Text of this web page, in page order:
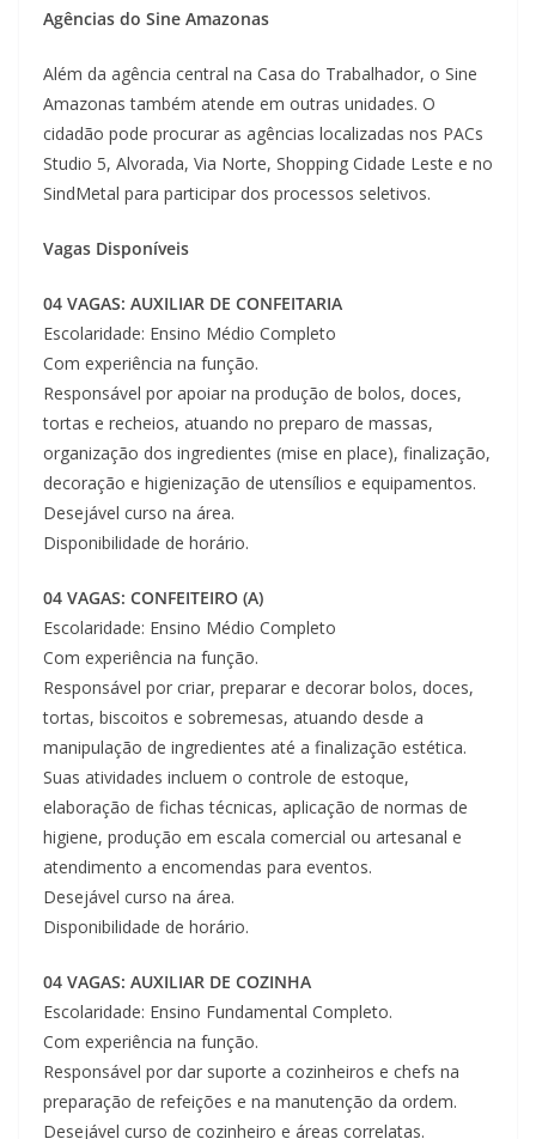
Agências do Sine Amazonas
Além da agência central na Casa do Trabalhador, o Sine
Amazonas também atende em outras unidades. O
cidadão pode procurar as agências localizadas nos PACs
Studio 5, Alvorada, Via Norte, Shopping Cidade Leste e no
SindMetal para participar dos processos seletivos.
Vagas Disponíveis
04 VAGAS: AUXILIAR DE CONFEITARIA
Escolaridade: Ensino Médio Completo
Com experiência na função.
Responsável por apoiar na produção de bolos, doces,
tortas e recheios, atuando no preparo de massas,
organização dos ingredientes (mise en place), finalização,
decoração e higienização de utensílios e equipamentos.
Desejável curso na área.
Disponibilidade de horário.
04 VAGAS: CONFEITEIRO (A)
Escolaridade: Ensino Médio Completo
Com experiência na função.
Responsável por criar, preparar e decorar bolos, doces,
tortas, biscoitos e sobremesas, atuando desde a
manipulação de ingredientes até a finalização estética.
Suas atividades incluem o controle de estoque,
elaboração de fichas técnicas, aplicação de normas de
higiene, produção em escala comercial ou artesanal e
atendimento a encomendas para eventos.
Desejável curso na área.
Disponibilidade de horário.
04 VAGAS: AUXILIAR DE COZINHA
Escolaridade: Ensino Fundamental Completo.
Com experiência na função.
Responsável por dar suporte a cozinheiros e chefs na
preparação de refeições e na manutenção da ordem.
Desejável curso de cozinheiro e áreas correlatas.